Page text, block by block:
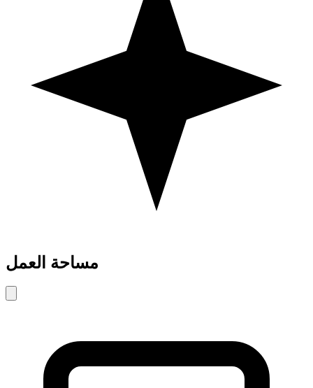
مساحة العمل